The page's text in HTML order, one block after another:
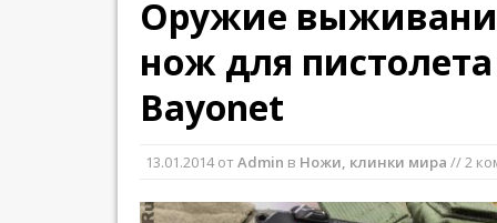
Оружие
нож для
Bayonet
13.01.2014от Admin в Ножи, клинки мира // 2